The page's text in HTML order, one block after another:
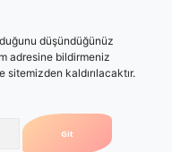
düşündüğünüz
adresine bildirmeniz
kaldırılacaktır.